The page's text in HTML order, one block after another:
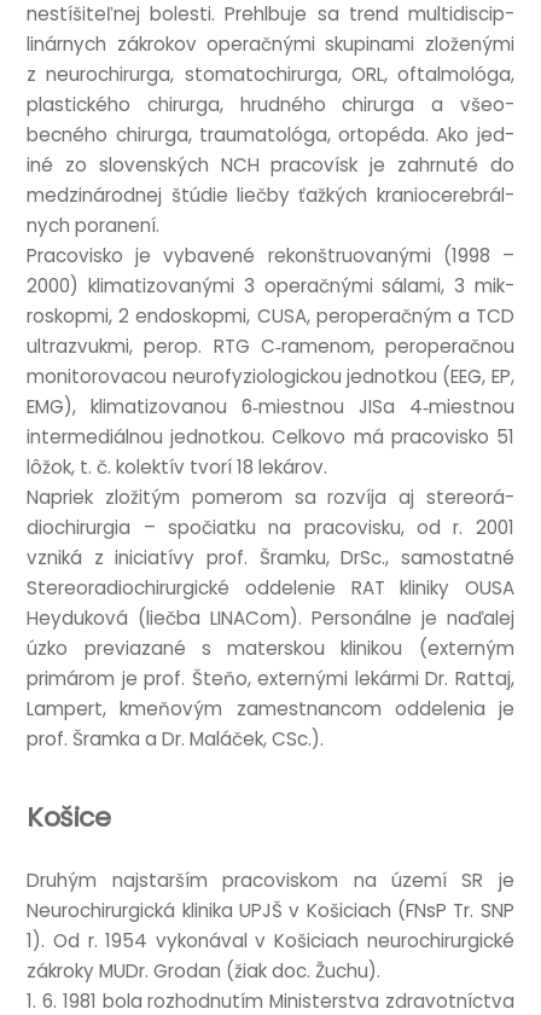
nestíšiteľnej bolesti. Prehl­buje sa trend mul­tidiscip­
linár­nych zák­rokov oper­ačnými skupi­n­ami zloženými
z neurochirurga, sto­matochirurga, ORL, oftal­mológa,
pla­stick­ého chirurga, hrud­ného chirurga a všeo­
becného chirurga, trau­matológa, ortopéda. Ako jed­
iné zo slov­enských NCH pra­cov­ísk je zahr­nuté do
medz­inárod­nej štúdie liečby ťažkých kranio­cerebrál­
nych poranení.
Pra­cov­isko je vybavené rekonštruovanými (1998 –
2000) klimatizovanými 3 oper­ačnými sálami, 3 mik­
roskopmi, 2 endoskopmi, CUSA, per­op­er­ačným a TCD
ultrazvukmi, perop. RTG C‑ramenom, per­op­er­ačn­ou
mon­it­oro­va­cou neur­ofyzi­olo­gick­ou jed­notkou (EEG, EP,
EMG), klimatizovan­ou 6‑miestnou JISa 4‑miestnou
inter­mediál­nou jed­notkou. Celkovo má pra­cov­isko 51
lôžok, t. č. kolektív tvorí 18 lekárov.
Napriek zložitým pomerom sa rozvíja aj ste­reor­á­
diochirur­gia – spoči­atku na pra­cov­isku, od r. 2001
vzniká z ini­ci­atívy prof. Šramku, DrSc., sam­o­stat­né
Ste­reora­diochirur­gické oddel­e­nie RAT kliniky OUSA
Hey­duková (liečba LIN­ACom). Per­sonál­ne je naďalej
úzko pre­viazané s mater­skou klinikou (extern­ým
primárom je prof. Šteňo, extern­ými lekármi Dr. Rat­taj,
Lampert, kmeňovým zamest­nan­com oddel­enia je
prof. Šramka a Dr. Maláček, CSc.).
Košice
Druhým najstarším pra­cov­iskom na území SR je
Neurochirur­gická klinika UPJŠ v Košiciach (FNsP Tr. SNP
1). Od r. 1954 vykonáv­al v Košiciach neurochirur­gické
zák­roky MUDr. Grodan (žiak doc. Žuchu).
1. 6. 1981 bola rozhod­nutím Min­is­ter­stva zdra­vot­níctva